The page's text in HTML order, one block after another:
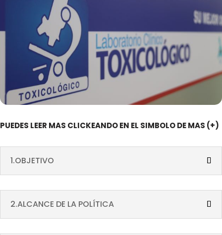
PUEDES LEER MAS CLICKEANDO EN EL SIMBOLO DE MAS (+)
1.OBJETIVO
2.ALCANCE DE LA POLÍTICA